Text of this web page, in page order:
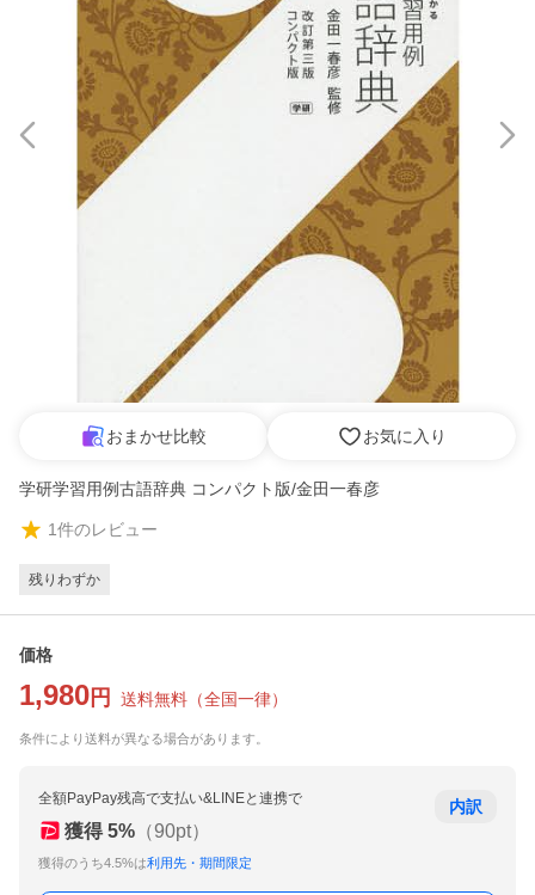
おまかせ比較 お気に入り
学研学習用例古語辞典 コンパクト版/金田一春彦
1件のレビュー
残りわずか
価格
1,980 円 送料無料 （全国一律）
条件により送料が異なる場合があります。
全額PayPay残高で支払い&LINEと連携で
獲得 5% （90pt）
獲得のうち4.5%は利用先・期間限定
内訳